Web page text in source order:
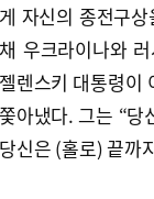
게 자신의 종전구
채 우크라이나와
젤렌스키 대통령이
쫓아냈다. 그는 “당
당신은 (홀로) 끝까